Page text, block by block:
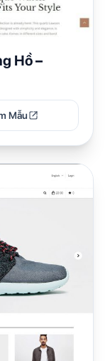
Hồ –
Mẫu